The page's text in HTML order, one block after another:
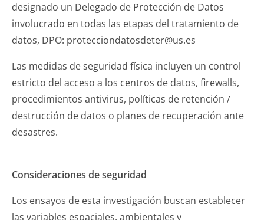
designado un Delegado de Protección de Datos
involucrado en todas las etapas del tratamiento de
datos, DPO: protecciondatosdeter@us.es
Las medidas de seguridad física incluyen un control
estricto del acceso a los centros de datos, firewalls,
procedimientos antivirus, políticas de retención /
destrucción de datos o planes de recuperación ante
desastres.
Consideraciones de seguridad
Los ensayos de esta investigación buscan establecer
las variables espaciales, ambientales y